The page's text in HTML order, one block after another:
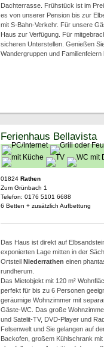
Dachterrasse. Frühstück ist im
es von unserer Pension bis zur
mit S-Bahn-Verkehr. Für unsere
Haus zur Verfügung. Für
sicheren Unterstellen. Genießen
Wandergruppen und
Ferienhaus Bellavista
01824 Rathen
Zum Grünbach 1
Telefon: 0176 5101 6688
6 Betten + zusätzlich Aufbettung
Das Haus ist direkt auf
exponierten Lage mitten in der
Ortsteil Niederrathen einen
rundherum.
Das Mietobjekt mit 120 m²
perfekt für bis zu 6 Personen
geräumige Wohnzimmer mit
Gäste-WC. Das große
und Satelit-TV, DVD-Player und
Felsenwelt und Sie gelangen auf
Backofen, großem Kühlschrank